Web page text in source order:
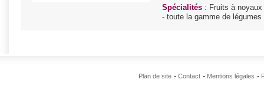
Spécialités : Fruits à
- toute la gamme de légumes
Plan de site Contact Mentions légales